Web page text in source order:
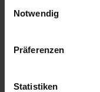
Notwendig
Präferenzen
Statistiken
E-Mail: